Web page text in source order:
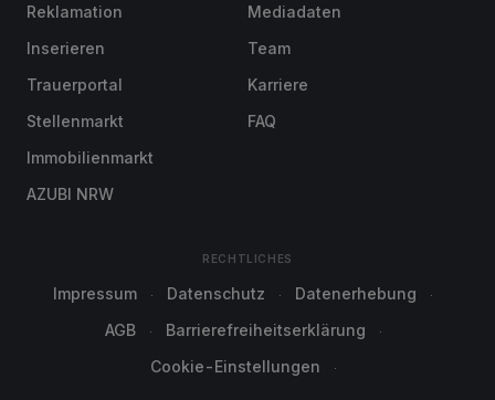
Reklamation
Inserieren
Trauerportal
Stellenmarkt
Immobilienmarkt
AZUBI NRW
Mediadaten
Team
Karriere
FAQ
RECHTLICHES
Impressum Datenschutz
Datenerhebung
AGB
Barrierefreiheitserklärung
Cookie-Einstellungen